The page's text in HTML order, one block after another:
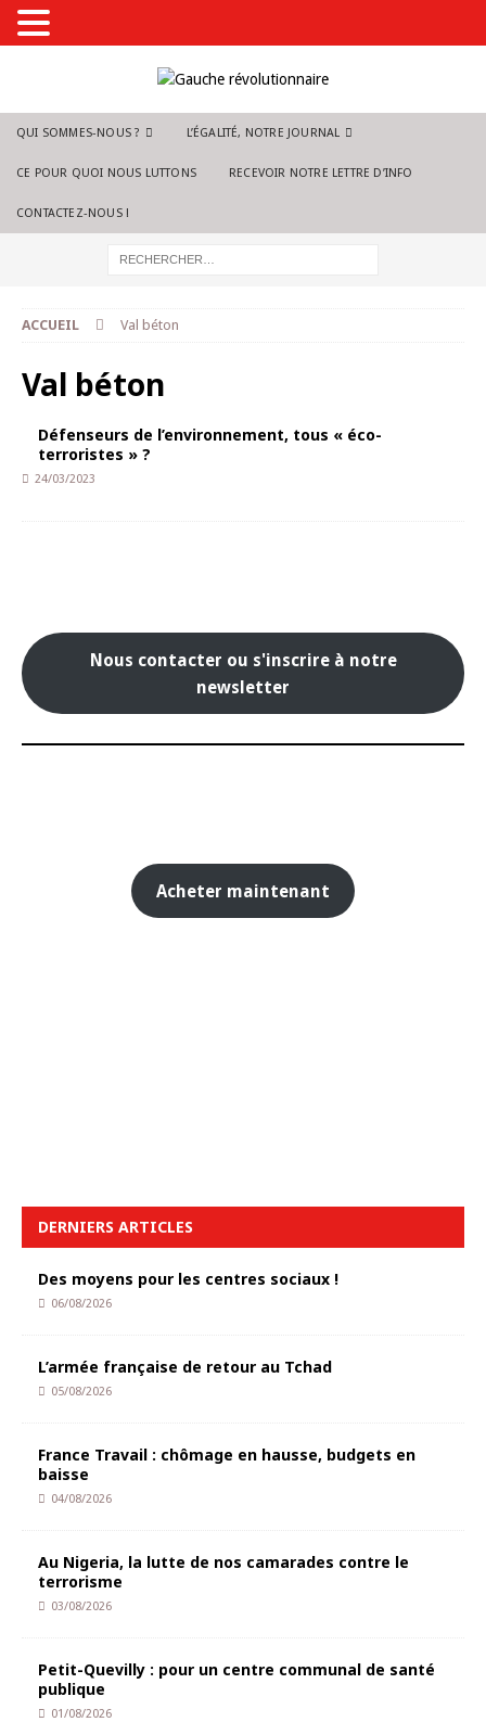
QUI SOMMES-NOUS ? L’ÉGALITÉ, NOTRE JOURNAL
CE POUR QUOI NOUS LUTTONS RECEVOIR NOTRE LETTRE D’INFO
CONTACTEZ-NOUS !
ACCUEIL Val béton
Val béton
Défenseurs de l’environnement, tous « éco-
terroristes » ?
24/03/2023
Nous contacter ou s'inscrire à notre
newsletter
Acheter maintenant
DERNIERS ARTICLES
Des moyens pour les centres sociaux !
06/08/2026
L’armée française de retour au Tchad
05/08/2026
France Travail : chômage en hausse, budgets en
baisse
04/08/2026
Au Nigeria, la lutte de nos camarades contre le
terrorisme
03/08/2026
Petit-Quevilly : pour un centre communal de santé
publique
01/08/2026